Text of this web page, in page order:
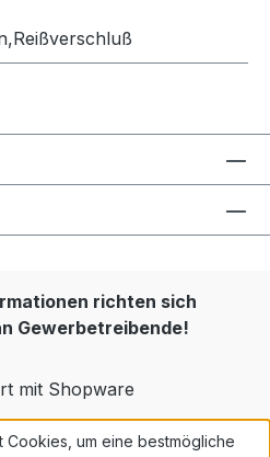
richten sich
Gewerbetreibende!
mit Shopware
um eine bestmögliche